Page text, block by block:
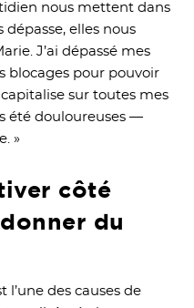
nous mettent dans
dépasse, elles nous
J’ai dépassé mes
blocages pour pouvoir
sur toutes mes
été douloureuses —
»
côté
du
l’une des causes de